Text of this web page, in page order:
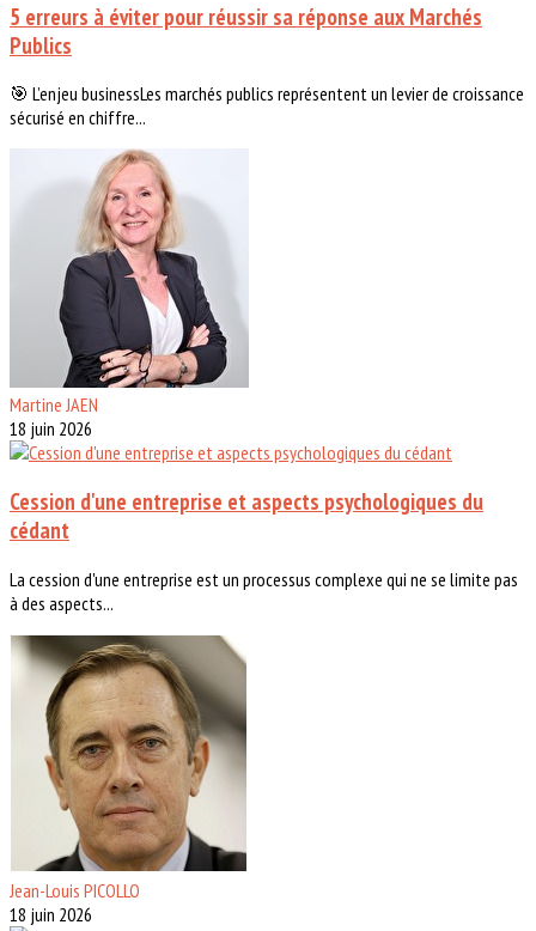
5 erreurs à éviter pour réussir sa réponse aux Marchés
Publics
🎯 L’enjeu businessLes marchés publics représentent un levier de croissance
sécurisé en chiffre...
Martine JAEN
18 juin 2026
Cession d'une entreprise et aspects psychologiques du
cédant
La cession d'une entreprise est un processus complexe qui ne se limite pas
à des aspects...
Jean-Louis PICOLLO
18 juin 2026